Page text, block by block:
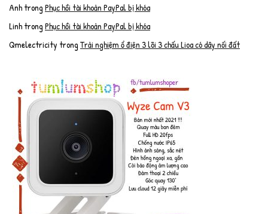
AnhtrongPhục hồi tài khoản PayPal bị khóa
LinhtrongPhục hồi tài khoản PayPal bị khóa
Qmelectricity trongTrải nghiệm ổ điện 3 lõi 3 chấu Lioa có dây nối đất